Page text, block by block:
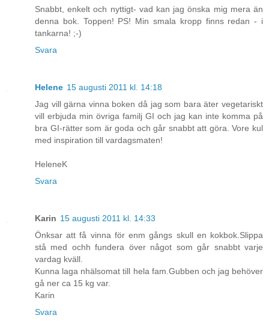
Snabbt, enkelt och nyttigt- vad kan jag önska mig mera än
denna bok. Toppen! PS! Min smala kropp finns redan - i
tankarna! ;-)
Svara
Helene 15 augusti 2011 kl. 14:18
Jag vill gärna vinna boken då jag som bara äter vegetariskt
vill erbjuda min övriga familj GI och jag kan inte komma på
bra GI-rätter som är goda och går snabbt att göra. Vore kul
med inspiration till vardagsmaten!
HeleneK
Svara
Karin 15 augusti 2011 kl. 14:33
Önksar att få vinna för enm gångs skull en kokbok.Slippa
stå med ochh fundera över något som går snabbt varje
vardag kväll.
Kunna laga nhälsomat till hela fam.Gubben och jag behöver
gå ner ca 15 kg var.
Karin
Svara